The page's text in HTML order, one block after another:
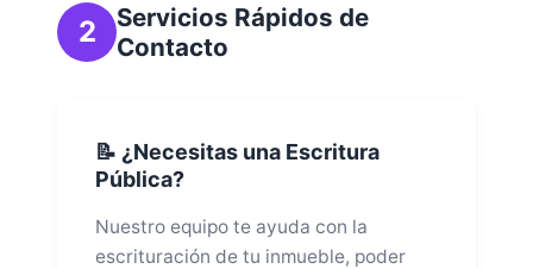
2
Servicios Rápidos de
Contacto
📝 ¿Necesitas una Escritura
Pública?
Nuestro equipo te ayuda con la
escrituración de tu inmueble, poder